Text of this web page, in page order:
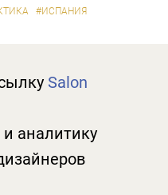
#ИСПАНИЯ
Salon
и аналитику